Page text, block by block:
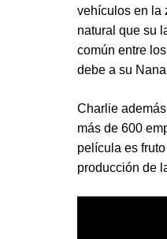
vehículos en la
natural que su
común entre
debe a su
Charlie
más de 600
película es
producción de